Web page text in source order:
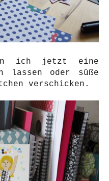
ich jetzt eine
lassen oder süße
verschicken.